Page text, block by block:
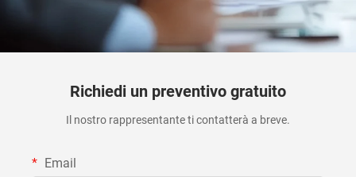
Richiedi un preventivo gratuito
Il nostro rappresentante ti contatterà a breve.
Email